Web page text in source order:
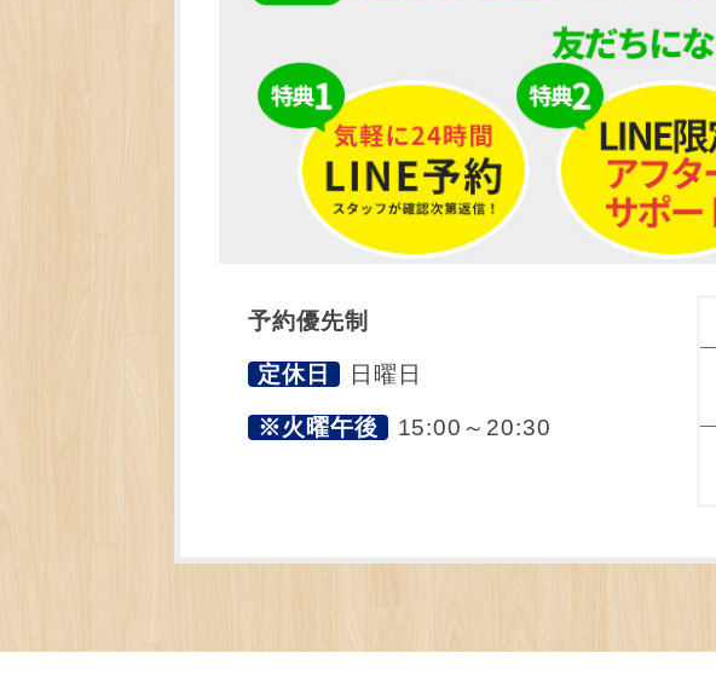
予約優先制
定休日 日曜日
※火曜午後 15:00～20:30